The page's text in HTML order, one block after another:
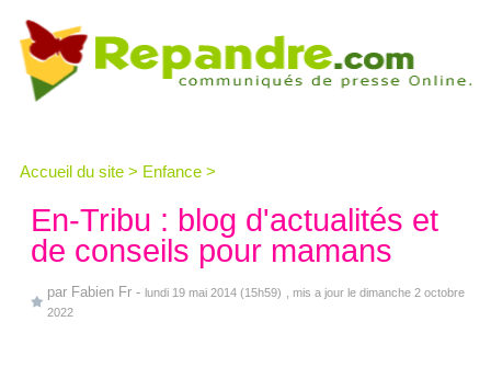
Accueil du site > Enfance >
En-Tribu : blog d'actualités et
de conseils pour mamans
par Fabien Fr - lundi 19 mai 2014 (15h59)
, mis a jour le dimanche 2 octobre
2022